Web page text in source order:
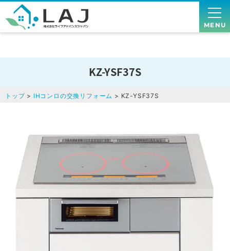
MENU
KZ-YSF37S
トップ> IHコンロの交換リフォーム > KZ-YSF37S